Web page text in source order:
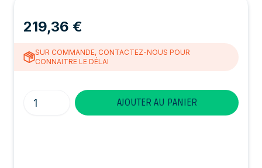
219,36 €
SUR COMMANDE, CONTACTEZ-NOUS POUR
CONNAITRE LE DÉLAI
Quantité
AJOUTER AU PANIER